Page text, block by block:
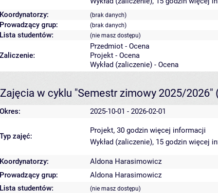
Koordynatorzy:
(brak danych)
Prowadzący grup: (brak danych)
Lista studentów: (nie masz dostępu)
Zaliczenie:
Przedmiot - Ocena
Projekt - Ocena
Wykład (zaliczenie) - Ocena
Zajęcia w cyklu "Semestr zimowy 2025/2026"
Okres: 2025-10-01 - 2026-02-01
Typ zajęć:
Projekt, 30 godzin więcej informacji
Wykład (zaliczenie), 15 godzin więcej
Koordynatorzy:
Aldona Harasimowicz
Prowadzący grup:
Aldona Harasimowicz
Lista studentów:
(nie masz dostępu)